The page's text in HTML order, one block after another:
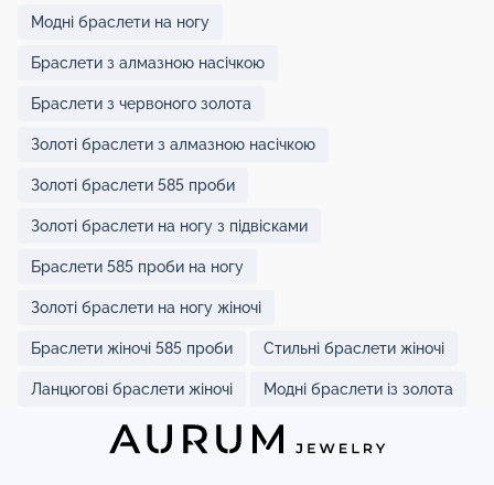
Модні браслети на ногу
Браслети з алмазною насічкою
Браслети з червоного золота
Золоті браслети з алмазною насічкою
Золоті браслети 585 проби
Золоті браслети на ногу з підвісками
Браслети 585 проби на ногу
Золоті браслети на ногу жіночі
Браслети жіночі 585 проби Стильні браслети жіночі
Ланцюгові браслети жіночі Модні браслети із золота